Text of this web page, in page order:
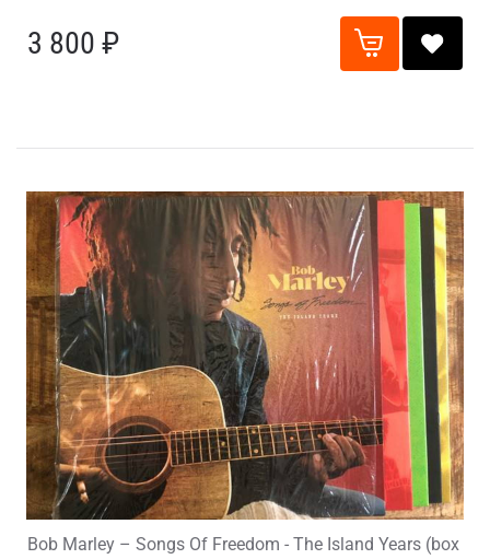
3 800 ₽
Bob Marley – Songs Of Freedom - The Island Years (box